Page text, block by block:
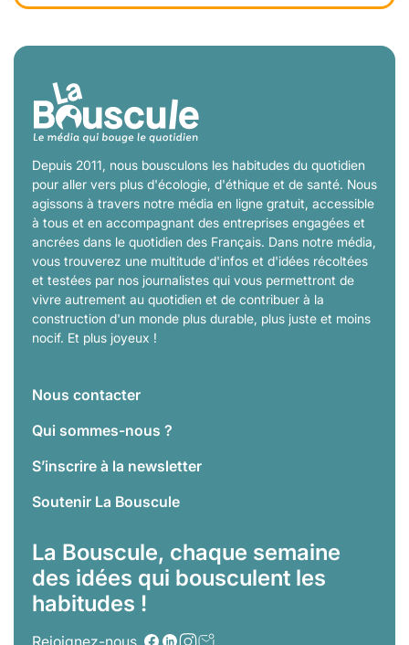
Depuis 2011, nous bousculons les habitudes du quotidien
pour aller vers plus d'écologie, d'éthique et de santé. Nous
agissons à travers notre média en ligne gratuit, accessible
à tous et en accompagnant des entreprises engagées et
ancrées dans le quotidien des Français. Dans notre média,
vous trouverez une multitude d'infos et d'idées récoltées
et testées par nos journalistes qui vous permettront de
vivre autrement au quotidien et de contribuer à la
construction d'un monde plus durable, plus juste et moins
nocif. Et plus joyeux !
Nous contacter
Qui sommes-nous ?
S’inscrire à la newsletter
Soutenir La Bouscule
La Bouscule, chaque semaine
des idées qui bousculent les
habitudes !